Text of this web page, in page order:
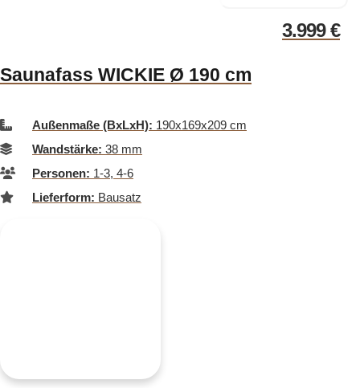
3.999€
Saunafass WICKIE Ø 190 cm
Außenmaße (BxLxH): 190x169x209 cm
Wandstärke: 38 mm
Personen: 1-3, 4-6
Lieferform: Bausatz